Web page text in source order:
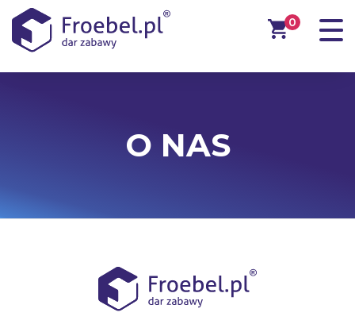
0
O NAS